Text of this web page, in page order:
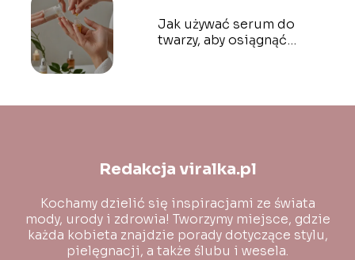
Jak używać serum do
twarzy, aby osiągnąć
Redakcja viralka.pl
Kochamy dzielić się inspiracjami ze świata
mody, urody i zdrowia! Tworzymy miejsce, gdzie
każda kobieta znajdzie porady dotyczące stylu,
pielęgnacji, a także ślubu i wesela.